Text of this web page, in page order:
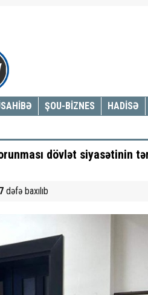
ŞOU-BİZNES HADİSƏ
dövlət siyasətinin
dəfə baxılıb